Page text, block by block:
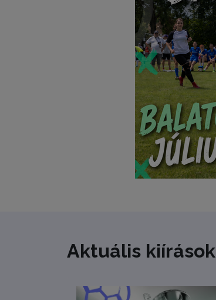
Aktuális kiírások